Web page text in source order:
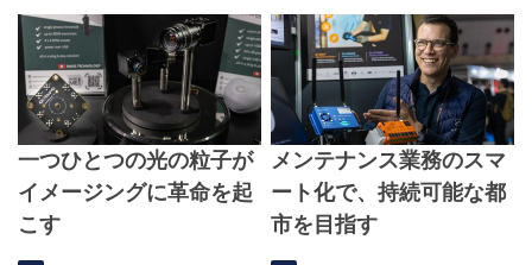
一つひとつの光の粒子が
イメージングに革命を起
こす
メンテナンス業務のスマ
ート化で、持続可能な都
市を目指す